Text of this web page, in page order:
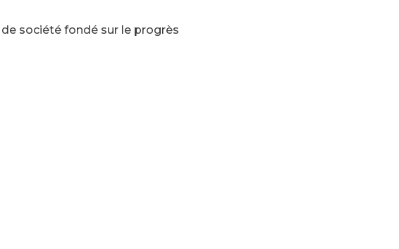
société fondé sur le progrès